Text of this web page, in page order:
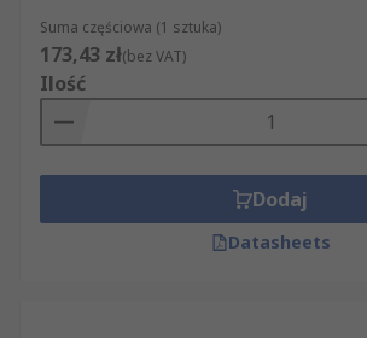
Suma częściowa (1 sztuka)
173,43 zł(bez VAT)
Ilość
Dodaj
Datasheets